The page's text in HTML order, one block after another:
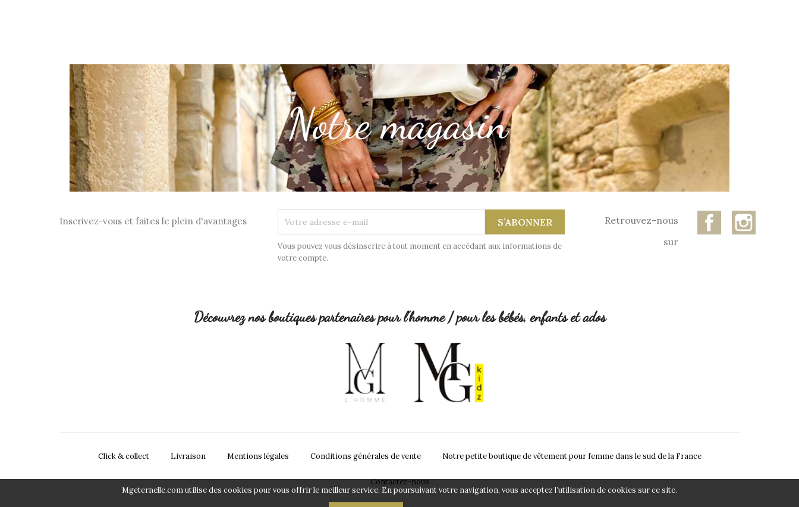
Inscrivez-vous et faites le plein d'avantages
Vous pouvez vous désinscrire à tout moment en accédant aux informations de
votre compte.
Retrouvez-nous
sur
Facebook
Découvrez nos boutiques partenaires pour l'homme / pour les bébés, enfants et ados
Click & collect Livraison Mentions légales Conditions générales de vente Notre petite boutique de vêtement pour femme dans le sud de la France
Contactez-nous
Mgeternelle.com utilise des cookies pour vous offrir le meilleur service. En poursuivant votre navigation, vous acceptez l’utilisation de cookies sur ce site.